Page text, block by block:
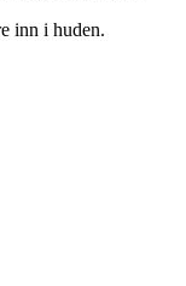
inn i huden.